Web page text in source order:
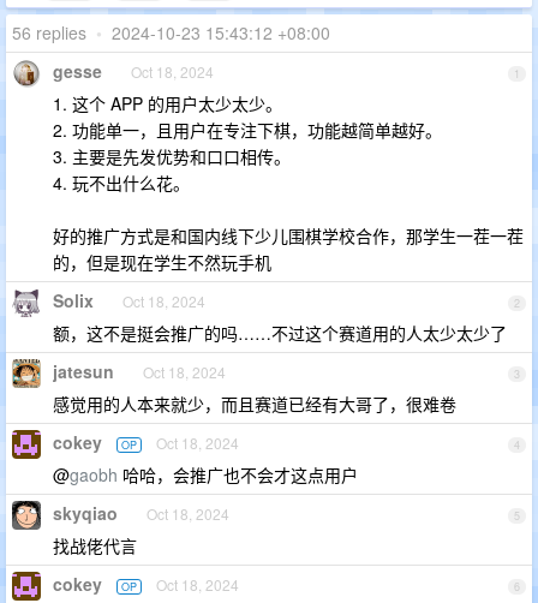
56 replies • 2024-10-23 15:43:12 +08:00
1
gesse Oct 18, 2024
1. 这个 APP 的用户太少太少。
2. 功能单一，且用户在专注下棋，功能越简单越好。
3. 主要是先发优势和口口相传。
4. 玩不出什么花。
好的推广方式是和国内线下少儿围棋学校合作，那学生一茬一茬
的，但是现在学生不然玩手机
2
Solix Oct 18, 2024
额，这不是挺会推广的吗……不过这个赛道用的人太少太少了
3
jatesun Oct 18, 2024
感觉用的人本来就少，而且赛道已经有大哥了，很难卷
4
cokey OP Oct 18, 2024
@gaobh 哈哈，会推广也不会才这点用户
5
skyqiao Oct 18, 2024
找战佬代言
6
cokey OP Oct 18, 2024